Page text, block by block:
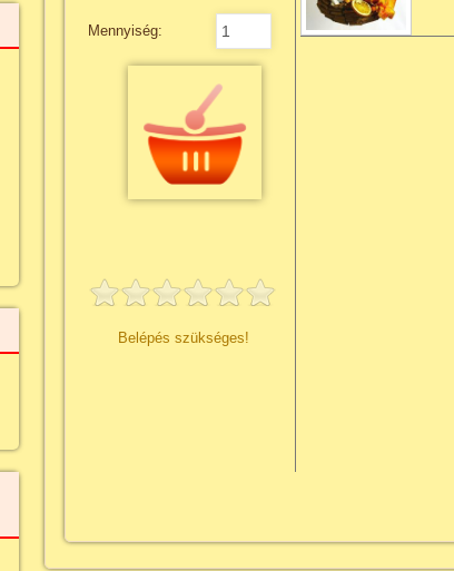
Mennyiség:
Belépés szükséges!